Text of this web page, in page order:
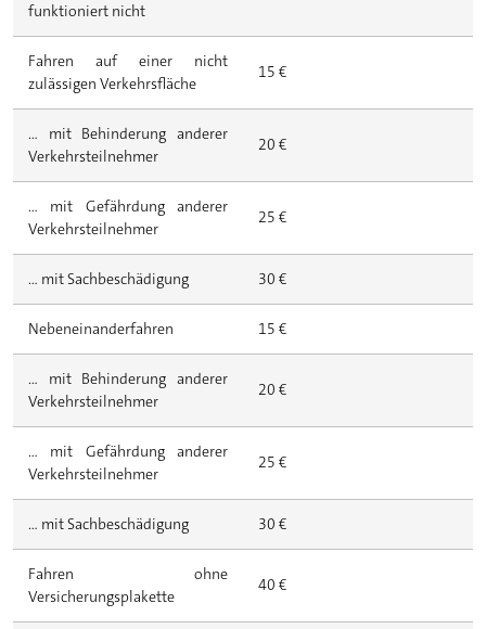
funktioniert nicht
Fahren auf einer nicht
zulässigen Verkehrsfläche
15 €
... mit Behinderung anderer
Verkehrsteilnehmer
20 €
... mit Gefährdung anderer
Verkehrsteilnehmer
25 €
... mit Sachbeschädigung 30 €
Nebeneinanderfahren 15 €
... mit Behinderung anderer
Verkehrsteilnehmer
20 €
... mit Gefährdung anderer
Verkehrsteilnehmer
25 €
... mit Sachbeschädigung 30 €
Fahren ohne
Versicherungsplakette
40 €